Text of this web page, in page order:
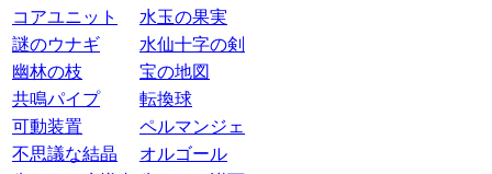
コアユニット
水玉の果実
謎のウナギ
水仙十字の剣
幽林の枝
宝の地図
共鳴パイプ
転換球
可動装置
ペルマンジェ
不思議な結晶
オルゴール